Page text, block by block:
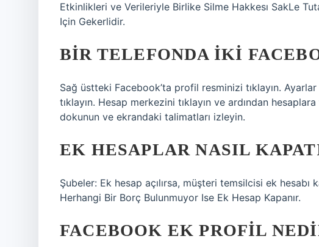
Etkinlikleri ve Verileriyle Birlike Silme Hakkesı SakLe
Için Gekerlidir.
BIR TELEFONDA IKI
Sağ üstteki Facebook’ta profil resminizi tıklayın.
tıklayın. Hesap merkezini tıklayın ve ardından
dokunun ve ekrandaki talimatları izleyin.
EK HESAPLAR NASIL
Şubeler: Ek hesap açılırsa, müşteri temsilcisi ek
Herhangi Bir Borç Bulunmuyor Ise Ek Hesap Kapanır.
FACEBOOK EK PROFIL